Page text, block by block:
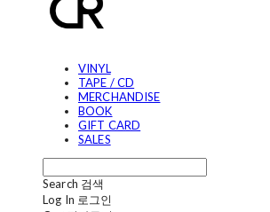
VINYL
TAPE / CD
MERCHANDISE
BOOK
GIFT CARD
SALES
Search 검색
Log In 로그인